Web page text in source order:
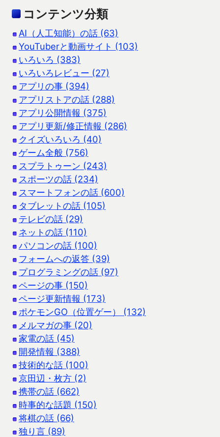
コンテンツ分類
AI（人工知能）の話 (63)
YouTuberと動画サイト (103)
いろいろ (383)
いろいろレビュー (27)
アプリの事 (394)
アプリストアの話 (288)
アプリ公開情報 (375)
アプリ更新/修正情報 (286)
クイズいろいろ (40)
ゲーム全般 (756)
スプラトゥーン (243)
スポーツの話 (234)
スマートフォンの話 (600)
タブレットの話 (105)
テレビの話 (29)
ネットの話 (110)
パソコンの話 (100)
フォームへの返答 (39)
プログラミングの話 (97)
ページの事 (150)
ページ更新情報 (173)
ポケモンGO（位置ゲー） (132)
メルマガの事 (20)
家電の話 (45)
開発情報 (388)
技術的な話 (100)
京田辺・枚方 (2)
携帯の話 (662)
時事的な話題 (150)
将棋の話 (66)
独り言 (89)